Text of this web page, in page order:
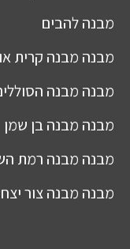
מבנהלהבים
מבנה מבנה קרית
מבנה מבנה
מבנה מבנה בן שמן
מבנה מבנה רמת
מבנה מבנה צור